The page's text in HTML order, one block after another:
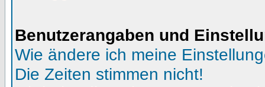
Benutzerangaben und
Wie ändere ich meine
Die Zeiten stimmen nicht!